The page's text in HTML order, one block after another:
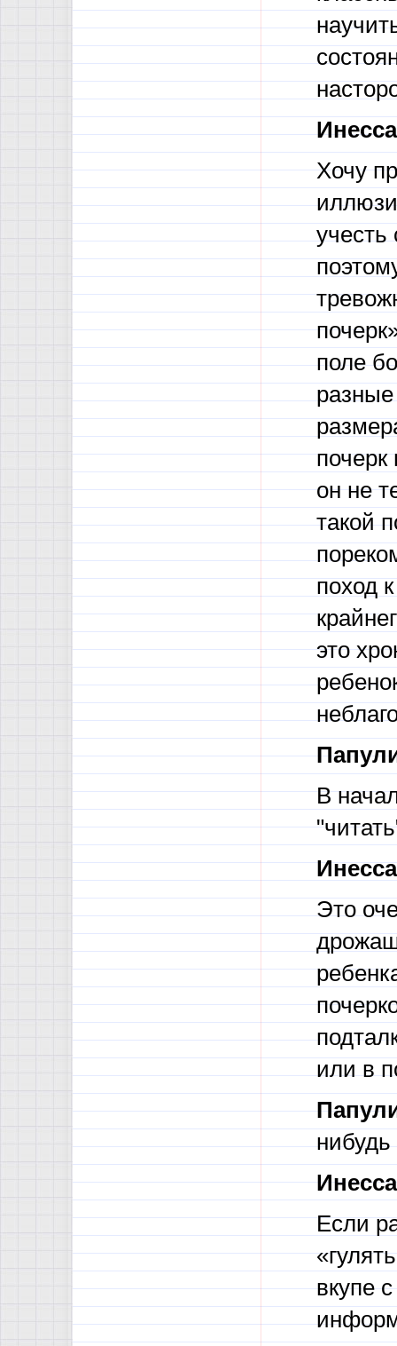
Хочу
учесть
поле
разные
почерк
он не
такой
поход
это
В
Это
или в
нибудь
Если
вкупе